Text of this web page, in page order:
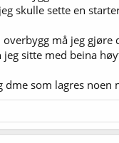
skulle sette en
må jeg gjøre
sitte med beina
som lagres noen